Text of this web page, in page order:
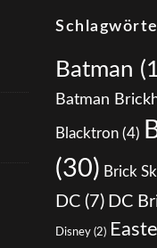
Batman
Batman
Blacktron (4)
(30) Brick
DC (7) DC
Disney (2)